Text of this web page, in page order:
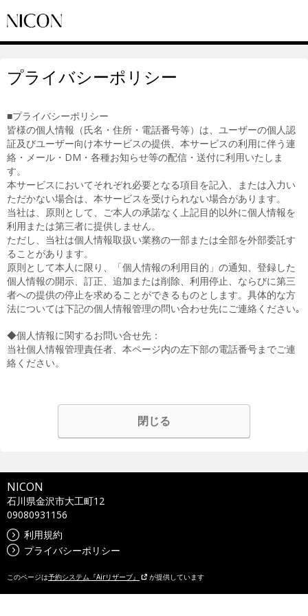
プライバシーポリシー
■プライバシーポリシー
皆様の個人情報（氏名・住所・電話番号等）は、ユーザーの個人認
証及びユーザー向け本サービスの提供、本サービスの利用に伴う連
絡・メール・DM・各種お知らせ等の配信・送付に利用いたしま
す。
本サービスにおいてそれぞれ必要となる項目を記入、または入力い
ただかない場合は、本サービスを受けられない場合があります。
当社は、原則として、ご本人の承諾なく上記目的以外に個人情報を
利用または第三者に提供しません。
ただし、当社は個人情報取扱い業務の一部または全部を外部委託す
ることがあります。
原則として本人に限り、「個人情報の利用目的」の通知、登録した
個人情報の開示、訂正、追加または削除、利用停止、ならびに第三
者への提供の停止を求めることができるものとします。具体的な方
法については下記の個人情報管理の問い合わせ先にご連絡ください｡
◆個人情報に関するお問い合せ先：
当社個人情報管理責任者、本ページ内の左下部の電話番号までご連
絡ください。
閉じる
NICON
石川県金沢市大工町12
09080931156
利用規約
プライバシーポリシー
このページは予約システム『Airリザーブ』 が提供しています